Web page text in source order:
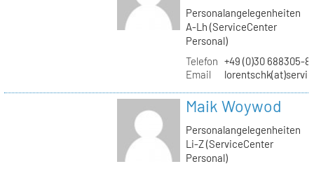
Personalangelegenheiten
A-Lh (ServiceCenter
Personal)
Telefon +49 (0)30 688305-
Email
Maik Woywod
Personalangelegenheiten
Li-Z (ServiceCenter
Personal)